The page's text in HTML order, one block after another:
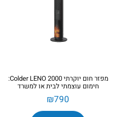
מפזר חום יוקרתי Colder LENO 2000:
חימום עוצמתי לבית או למשרד
₪790